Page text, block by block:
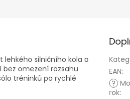
lehkého silničního kola a
bez omezení rozsahu
tréninků po rychlé
EAN:
?
rok: